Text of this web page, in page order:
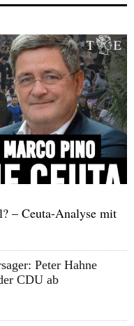
– Ceuta-Analyse mit
Peter Hahne
CDU ab